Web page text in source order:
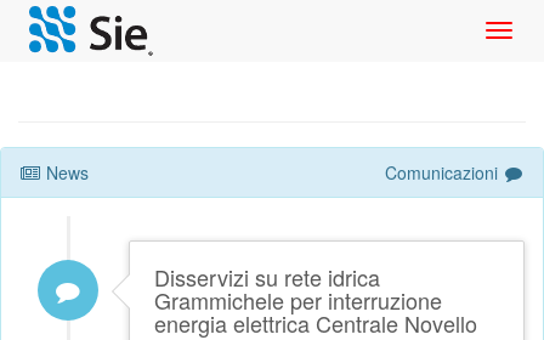
News Comunicazioni
Disservizi su rete idrica
Grammichele per interruzione
energia elettrica Centrale Novello